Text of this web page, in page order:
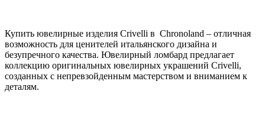
Купить ювелирные изделия Crivelli в Chronoland – отличная
возможность для ценителей итальянского дизайна и
безупречного качества. Ювелирный ломбард предлагает
коллекцию оригинальных ювелирных украшений Crivelli,
созданных с непревзойденным мастерством и вниманием к
деталям.